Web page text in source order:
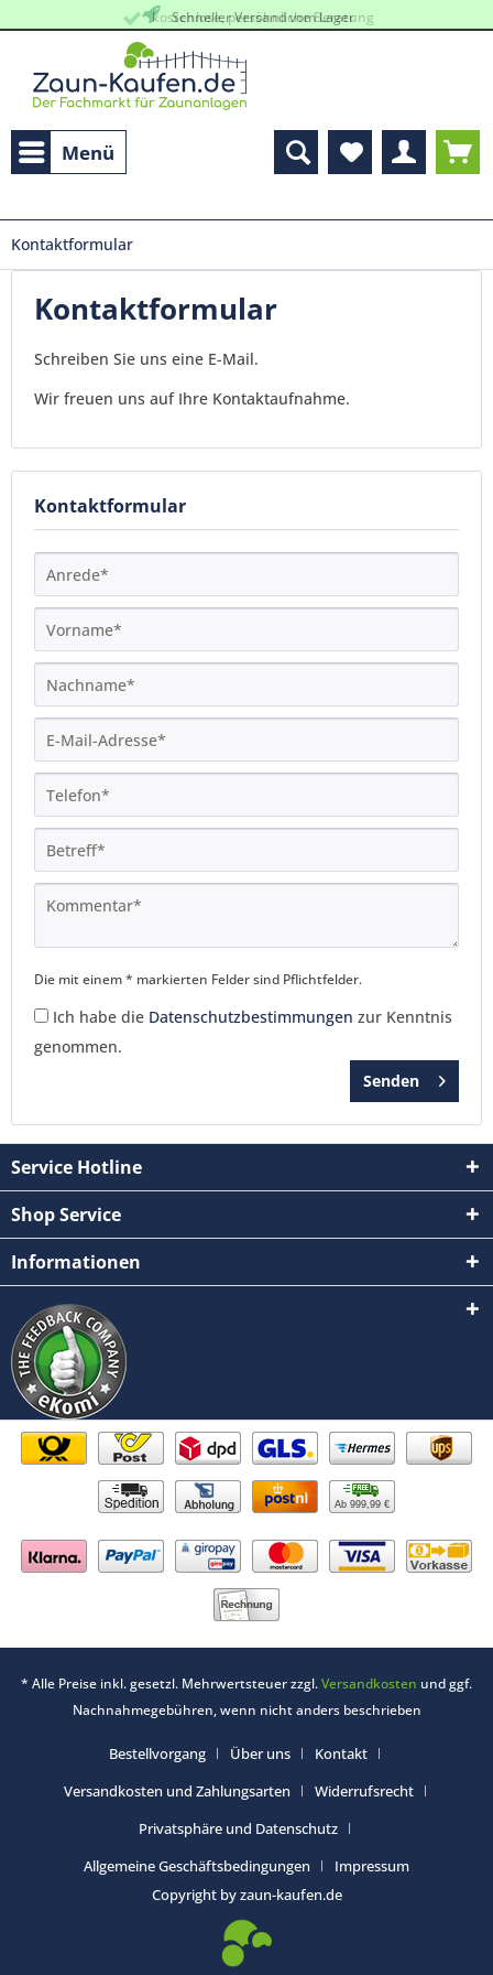
Schneller Versand vom Lager
kostenlose, persöhnliche Beratung
Menü
Kontaktformular
Kontaktformular
Schreiben Sie uns eine E-Mail.
Wir freuen uns auf Ihre Kontaktaufnahme.
Kontaktformular
Die mit einem * markierten Felder sind Pflichtfelder.
Ich habe die Datenschutzbestimmungen zur Kenntnis
genommen.
Senden
Service Hotline
Shop Service
Informationen
Ab 999,99 €
* Alle Preise inkl. gesetzl. Mehrwertsteuer zzgl.Versandkosten und ggf.
Nachnahmegebühren, wenn nicht anders beschrieben
Bestellvorgang Über uns
Kontakt
Versandkosten und Zahlungsarten
Widerrufsrecht
Privatsphäre und Datenschutz
Allgemeine Geschäftsbedingungen
Impressum
Copyright by zaun-kaufen.de